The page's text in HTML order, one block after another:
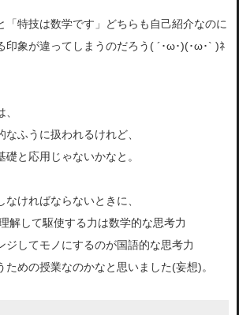
「特技は数学です」どちらも自己紹介なのに
印象が違ってしまうのだろう( ´･ω･)(･ω･` )ﾈ
ふうに扱われるけれど、
と応用じゃないかなと。
ければならないときに、
解して駆使する力は数学的な思考力
ジしてモノにするのが国語的な思考力
ための授業なのかなと思いました(妄想)。